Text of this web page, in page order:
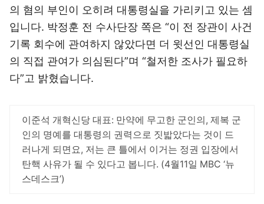
의 혐의 부인이 오히려 대통령실을 가리키고 있는 셈
입니다. 박정훈 전 수사단장 쪽은 “이 전 장관이 사건
기록 회수에 관여하지 않았다면 더 윗선인 대통령실
의 직접 관여가 의심된다”며 “철저한 조사가 필요하
다”고 밝혔습니다.
이준석 개혁신당 대표: 만약에 무고한 군인의, 제복 군
인의 명예를 대통령의 권력으로 짓밟았다는 것이 드
러나게 되면요, 저는 큰 틀에서 이거는 정권 입장에서
탄핵 사유가 될 수 있다고 봅니다. (4월11일 MBC ‘뉴
스데스크’)